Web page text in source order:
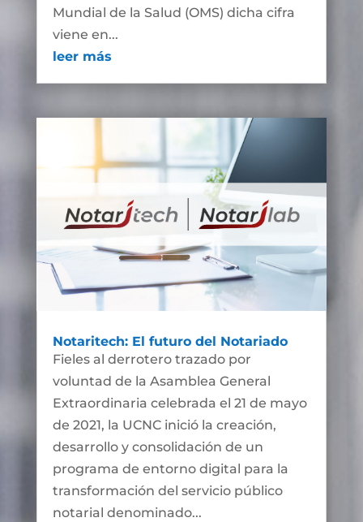
Mundial de la Salud (OMS) dicha cifra
viene en...
leer más
Notaritech: El futuro del Notariado
Fieles al derrotero trazado por
voluntad de la Asamblea General
Extraordinaria celebrada el 21 de mayo
de 2021, la UCNC inició la creación,
desarrollo y consolidación de un
programa de entorno digital para la
transformación del servicio público
notarial denominado...